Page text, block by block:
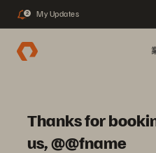
2 My Updates
Thanks for
us, @@fname